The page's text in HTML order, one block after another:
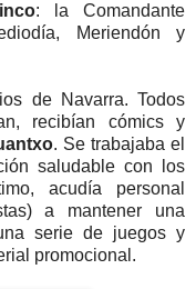
: la Comandante
Meriendón y
de Navarra. Todos
recibían cómics y
. Se trabajaba el
saludable con los
acudía personal
a mantener una
serie de juegos y
promocional.